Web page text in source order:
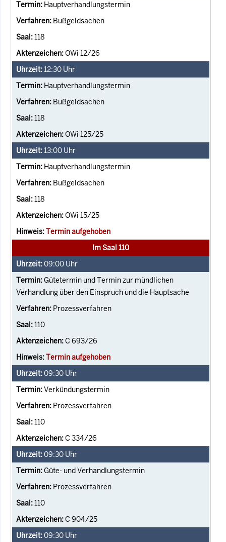
Hauptverhandlungstermin
Bußgeldsachen
118
OWi 12/26
12:30 Uhr
Hauptverhandlungstermin
Bußgeldsachen
118
OWi 125/25
13:00 Uhr
Hauptverhandlungstermin
Bußgeldsachen
118
OWi 15/25
Termin aufgehoben
Im Saal 110
09:00 Uhr
Gütetermin und Termin zur mündlichen
Verhandlung über den Einspruch und die Hauptsache
Prozessverfahren
110
C 693/26
Termin aufgehoben
09:30 Uhr
Verkündungstermin
Prozessverfahren
110
C 334/26
09:30 Uhr
Güte- und Verhandlungstermin
Prozessverfahren
110
C 904/25
09:30 Uhr